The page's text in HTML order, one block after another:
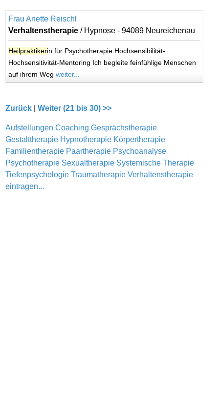
Frau Anette Reischl
Verhaltenstherapie / Hypnose - 94089 Neureichenau
Heilpraktikerin für Psychotherapie Hochsensibilität-
Hochsensitivität-Mentoring Ich begleite feinfühlige Menschen
auf ihrem Wegweiter...
Zurück |Weiter (21 bis 30) >>
Aufstellungen Coaching Gesprächstherapie
Gestalttherapie Hypnotherapie Körpertherapie
Familientherapie Paartherapie Psychoanalyse
Psychotherapie Sexualtherapie Systemische Therapie
Tiefenpsychologie Traumatherapie Verhaltenstherapie
eintragen...